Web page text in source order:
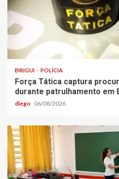
BIRIGUI POLÍCIA
Força Tática captura
durante patrulhamento em
diego 06/08/2026